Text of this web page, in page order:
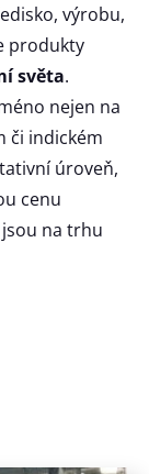
výrobu,
produkty
světa.
nejen na
či indickém
úroveň,
cenu
na trhu